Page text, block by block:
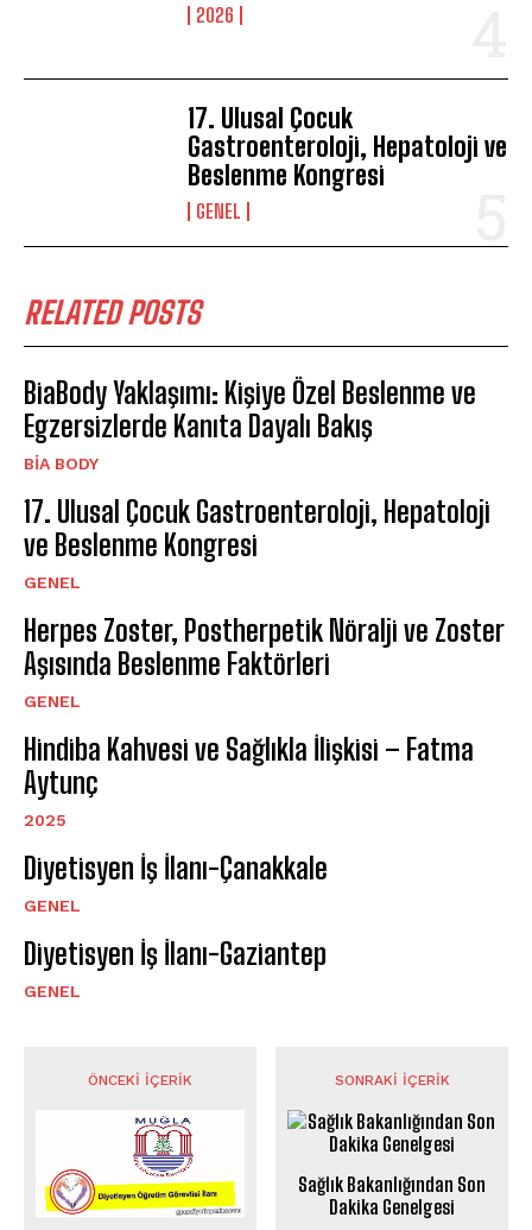
2026
17. Ulusal Çocuk
Gastroenteroloji, Hepatoloji ve
Beslenme Kongresi
GENEL
RELATED POSTS
BiaBody Yaklaşımı: Kişiye Özel Beslenme ve
Egzersizlerde Kanıta Dayalı Bakış
BIA BODY
17. Ulusal Çocuk Gastroenteroloji, Hepatoloji
ve Beslenme Kongresi
GENEL
Herpes Zoster, Postherpetik Nöralji ve Zoster
Aşısında Beslenme Faktörleri
GENEL
Hindiba Kahvesi ve Sağlıkla İlişkisi – Fatma
Aytunç
2025
Diyetisyen İş İlanı-Çanakkale
GENEL
Diyetisyen İş İlanı-Gaziantep
GENEL
ÖNCEKI İÇERIK SONRAKI İÇERIK
Sağlık Bakanlığından Son
Dakika Genelgesi